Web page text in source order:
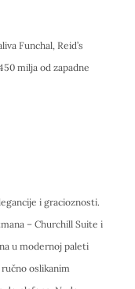
Funchal, Reid’s
milja od zapadne
i gracioznosti.
– Churchill Suite i
u modernoj paleti
oslikanim